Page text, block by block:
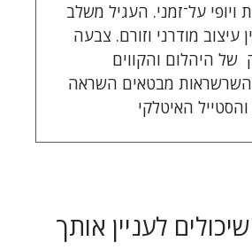
ויופי על־זמני. העגיל משלב
עיצוב מודרני וזורם. צבעה
של היהלום והקווים
השרשראות מבטאים השראה
האיטלקי
לעניין אותך